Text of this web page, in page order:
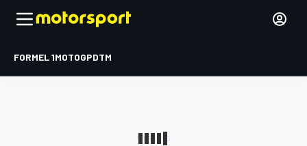
FORMEL 1MOTOGPDTM